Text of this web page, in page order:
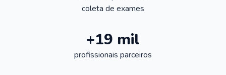
coleta de exames
+19 mil
profissionais parceiros